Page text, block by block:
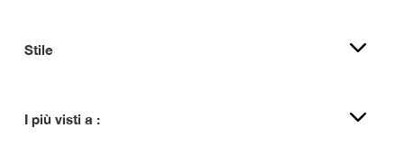
Stile
I più visti a :